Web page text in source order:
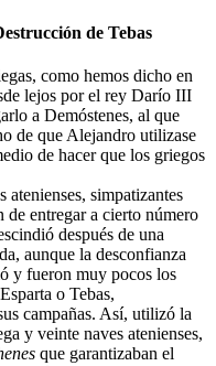
de Tebas
como hemos dicho en
lejos por el rey Darío III
a Demóstenes, al que
de que Alejandro utilizase
de hacer que los griegos
atenienses, simpatizantes
de entregar a cierto número
después de una
aunque la desconfianza
y fueron muy pocos los
o Tebas,
campañas. Así, utilizó la
y veinte naves atenienses,
que garantizaban el